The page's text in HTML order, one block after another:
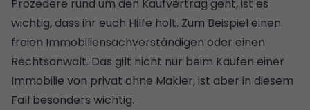
Prozedere rund um den Kaufvertrag geht, ist es
wichtig, dass ihr euch Hilfe holt. Zum Beispiel einen
freien Immobiliensachverständigen oder einen
Rechtsanwalt. Das gilt nicht nur beim Kaufen einer
Immobilie von privat ohne Makler, ist aber in diesem
Fall besonders wichtig.